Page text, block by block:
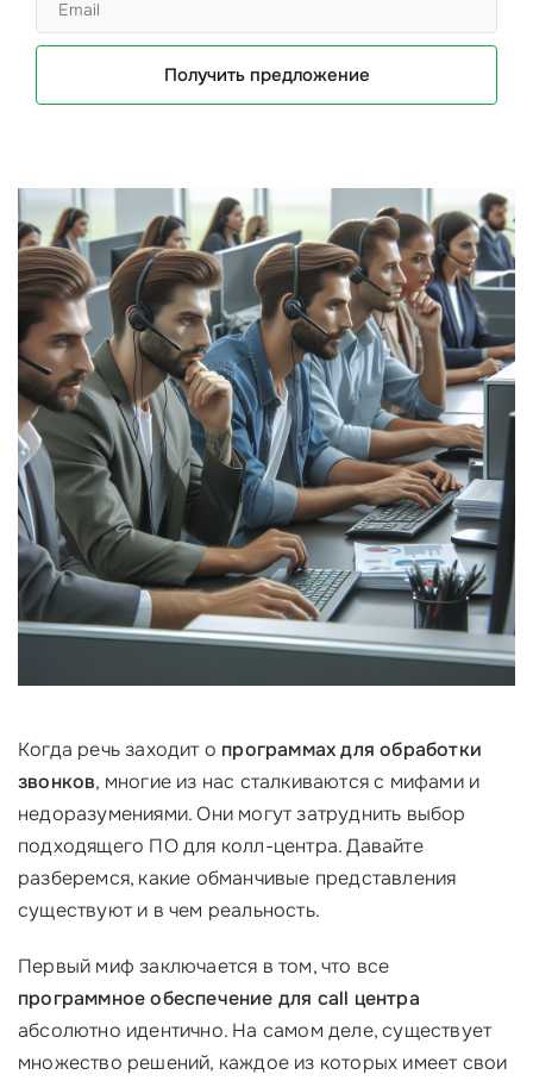
Получить предложение
Когда речь заходит о программах для обработки
звонков, многие из нас сталкиваются с мифами и
недоразумениями. Они могут затруднить выбор
подходящего ПО для колл-центра. Давайте
разберемся, какие обманчивые представления
существуют и в чем реальность.
Первый миф заключается в том, что все
программное обеспечение для call центра
абсолютно идентично. На самом деле, существует
множество решений, каждое из которых имеет свои